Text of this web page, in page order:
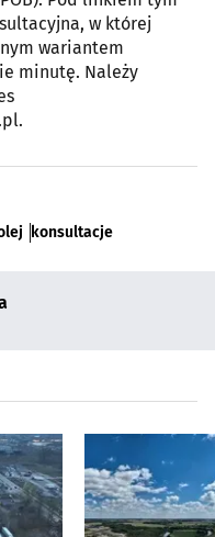
w której
wariantem
minutę. Należy
konsultacje